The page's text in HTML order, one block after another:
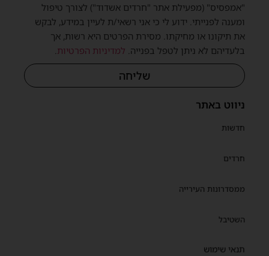
ניווט באתר
חדשות
חרדים
ממסדרונות העירייה
השטיבל
תנאי שימוש
"אמפסיס" (מפעילת אתר "חרדים אשדוד") לצורך טיפול
ומענה לפנייתי. ידוע לי כי אני רשאי/ת לעיין במידע, לבקש
את תיקונו או מחיקתו. מסירת הפרטים היא רשות, אך
בלעדיהם לא ניתן לטפל בפנייה. למדיניות הפרטיות.
שליחה